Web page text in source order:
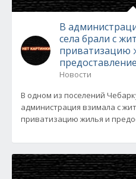
В
села брали с
приватизацию
Новости
В одном из поселений
администрация взимала с
приватизацию жилья и